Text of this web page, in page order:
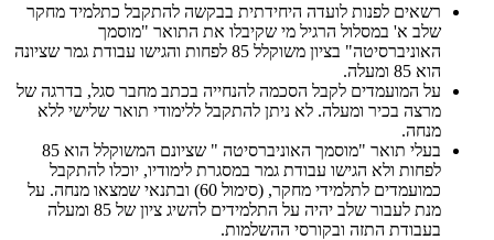
רשאים לפנות לועדה היחידתית בבקשה להתקבל כתלמיד מחקר
שלב א' במסלול הרגיל מי שקיבלו את התואר "מוסמך
האוניברסיטה" בציון משוקלל 85 לפחות והגישו עבודת גמר שציונה
הוא 85 ומעלה.
על המועמדים לקבל הסכמה להנחייה בכתב מחבר סגל, בדרגה של
מרצה בכיר ומעלה. לא ניתן להתקבל ללימודי תואר שלישי ללא
מנחה.
בעלי תואר "מוסמך האוניברסיטה " שציונם המשוקלל הוא 85
לפחות ולא הגישו עבודת גמר במסגרת לימודיו, יוכלו להתקבל
כמועמדים לתלמידי מחקר, (סימול 60) ובתנאי שמצאו מנחה. על
מנת לעבור שלב יהיה על התלמידים להשיג ציון של 85 ומעלה
בעבודת התזה ובקורסי ההשלמות.